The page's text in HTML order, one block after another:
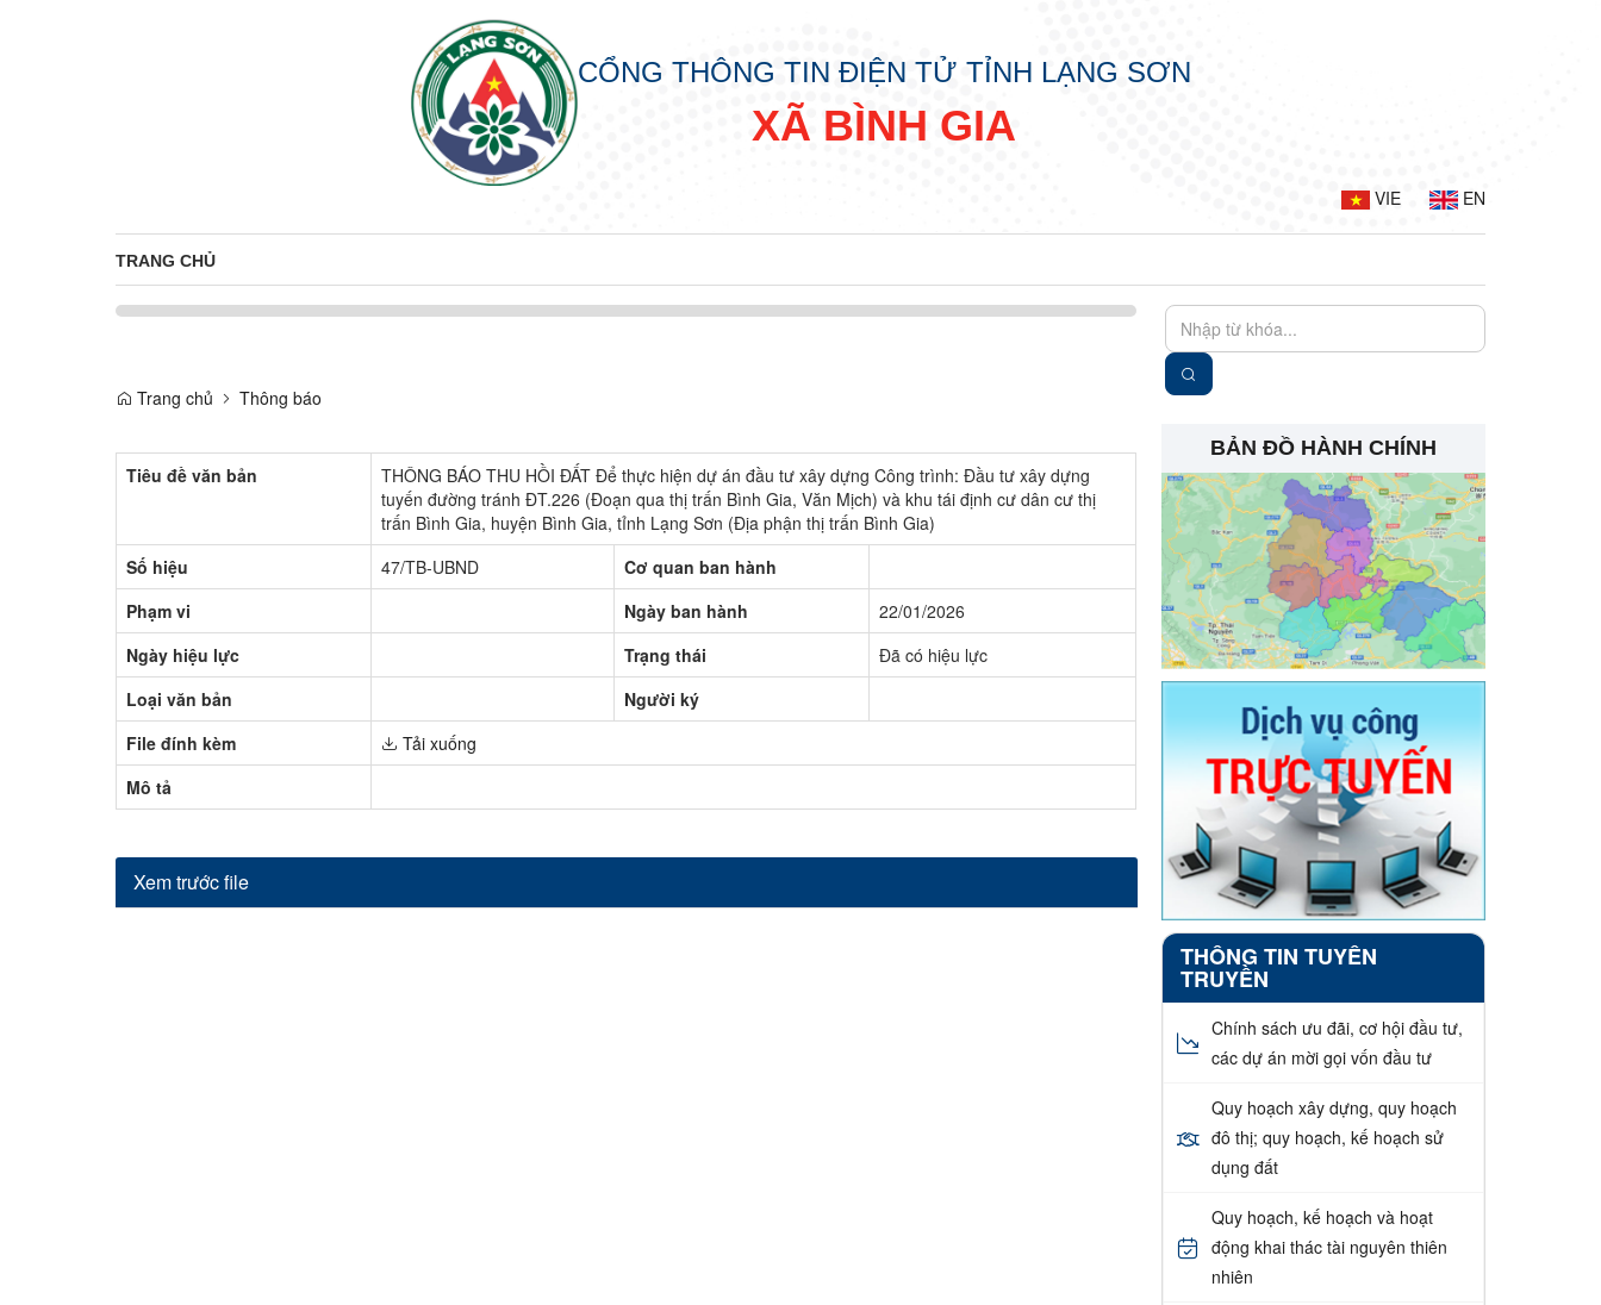
CỔNG THÔNG TIN ĐIỆN TỬ TỈNH LẠNG SƠN
XÃ BÌNH GIA
VIE EN
TRANG CHỦ
Trang chủ Thông báo
Tiêu đề văn bản
THÔNG BÁO THU HỒI ĐẤT Để thực hiện dự án đầu tư xây dựng Công trình: Đầu tư xây dựng
tuyến đường tránh ĐT.226 (Đoạn qua thị trấn Bình Gia, Văn Mịch) và khu tái định cư dân cư thị
trấn Bình Gia, huyện Bình Gia, tỉnh Lạng Sơn (Địa phận thị trấn Bình Gia)
Số hiệu
47/TB-UBND
Cơ quan ban hành
Phạm vi
Ngày ban hành
22/01/2026
Ngày hiệu lực
Trạng thái
Đã có hiệu lực
Loại văn bản
Người ký
File đính kèm
Tải xuống
Mô tả
Xem trước file
BẢN ĐỒ HÀNH CHÍNH
THÔNG TIN TUYÊN
TRUYỀN
Chính sách ưu đãi, cơ hội đầu tư,
các dự án mời gọi vốn đầu tư
Quy hoạch xây dựng, quy hoạch
đô thị; quy hoạch, kế hoạch sử
dụng đất
Quy hoạch, kế hoạch và hoạt
động khai thác tài nguyên thiên
nhiên